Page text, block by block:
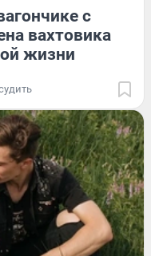
с
вахтовика
жизни